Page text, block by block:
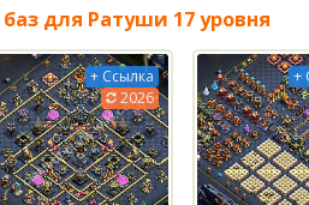
для Ратуши 17 уровня
+ Ссылка
2026
+